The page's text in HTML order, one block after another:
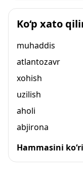
Ko‘p xato
muhaddis
atlantozavr
xohish
uzilish
aholi
abjirona
Hammasini